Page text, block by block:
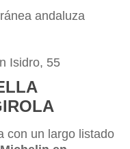
andaluza
Isidro, 55
con un largo listado